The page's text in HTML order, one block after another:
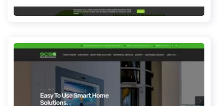
sequoia.com